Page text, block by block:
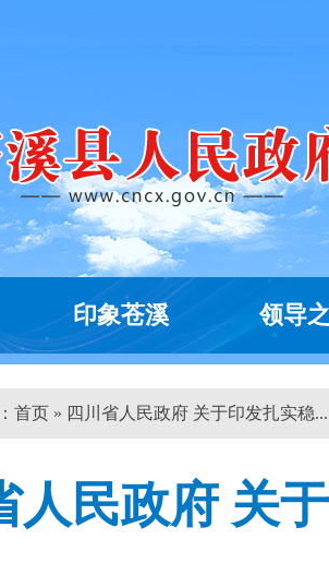
印象苍溪 领导
首页 » 四川省人民政府 关于印发扎实稳
人民政府 关